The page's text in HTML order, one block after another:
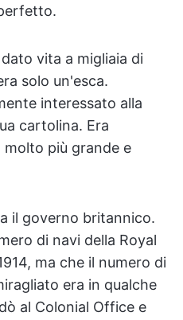
vita a migliaia di
solo un'esca.
interessato alla
cartolina. Era
più grande e
il governo britannico.
di navi della Royal
ma che il numero di
era in qualche
al Colonial Office e